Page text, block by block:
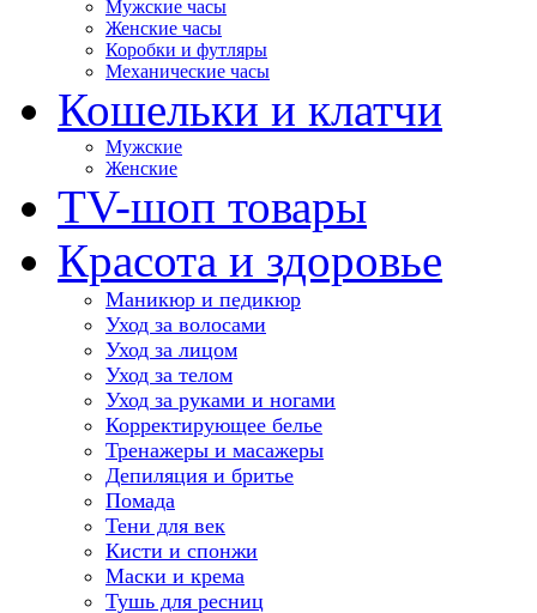
Мужские часы
Женские часы
Коробки и футляры
Механические часы
Кошельки и клатчи
Мужские
Женские
TV-шоп товары
Красота и здоровье
Маникюр и педикюр
Уход за волосами
Уход за лицом
Уход за телом
Уход за руками и ногами
Корректирующее белье
Тренажеры и масажеры
Депиляция и бритье
Помада
Тени для век
Кисти и спонжи
Маски и крема
Тушь для ресниц